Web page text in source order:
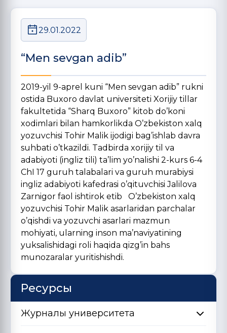
29.01.2022
“Men sevgan adib”
2019-yil 9-aprel kuni “Men sevgan adib” rukni
ostida Buxoro davlat universiteti Xorijiy tillar
fakultetida “Sharq Buxoro” kitob do’koni
xodimlari bilan hamkorlikda O’zbekiston xalq
yozuvchisi Tohir Malik ijodigi bag’ishlab davra
suhbati o’tkazildi. Tadbirda xorijiy til va
adabiyoti (ingliz tili) ta’lim yo’nalishi 2-kurs 6-4
ChI 17 guruh talabalari va guruh murabiysi
ingliz adabiyoti kafedrasi o’qituvchisi Jalilova
Zarnigor faol ishtirok etib O’zbekiston xalq
yozuvchisi Tohir Malik asarlaridan parchalar
o’qishdi va yozuvchi asarlari mazmun
mohiyati, ularning inson ma’naviyatining
yuksalishidagi roli haqida qizg’in bahs
munozaralar yuritishishdi.
Ресурсы
Журналы университета